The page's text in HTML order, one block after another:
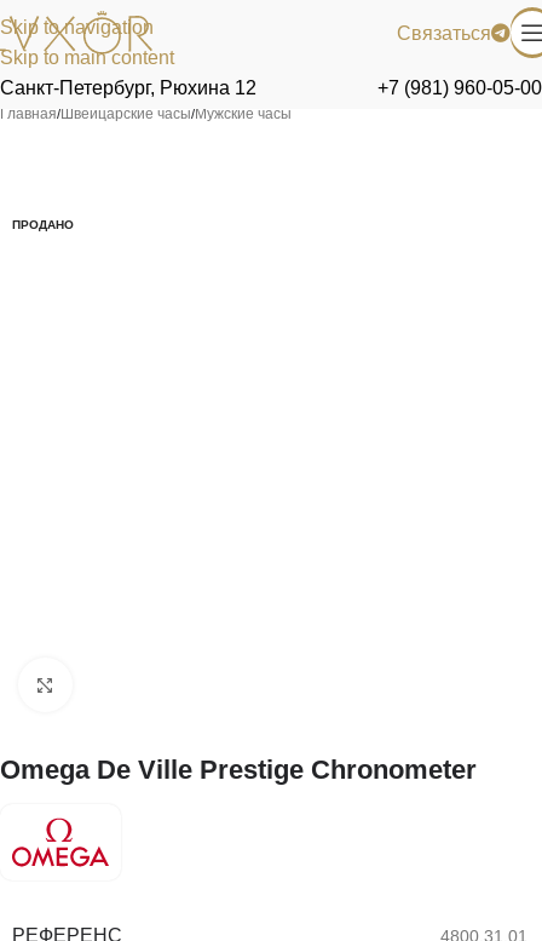
Skip to navigation
Skip to main content
Связаться
Санкт-Петербург, Рюхина 12 +7 (981) 960-05-00
Главная/Швейцарские часы/Мужские часы
ПРОДАНО
Omega De Ville Prestige Chronometer
РЕФЕРЕНС 4800.31.01